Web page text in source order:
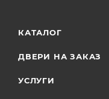
КАТАЛОГ
ДВЕРИ НА ЗАКАЗ
УСЛУГИ